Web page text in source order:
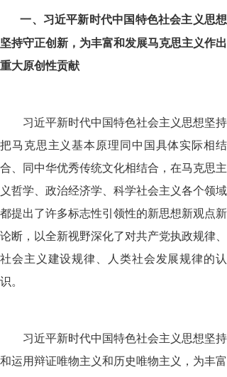
一、习近平新时代中国特色社会主义思想
坚持守正创新，为丰富和发展马克思主义作出
重大原创性贡献
习近平新时代中国特色社会主义思想坚持
把马克思主义基本原理同中国具体实际相结
合、同中华优秀传统文化相结合，在马克思主
义哲学、政治经济学、科学社会主义各个领域
都提出了许多标志性引领性的新思想新观点新
论断，以全新视野深化了对共产党执政规律、
社会主义建设规律、人类社会发展规律的认
识。
习近平新时代中国特色社会主义思想坚持
和运用辩证唯物主义和历史唯物主义，为丰富